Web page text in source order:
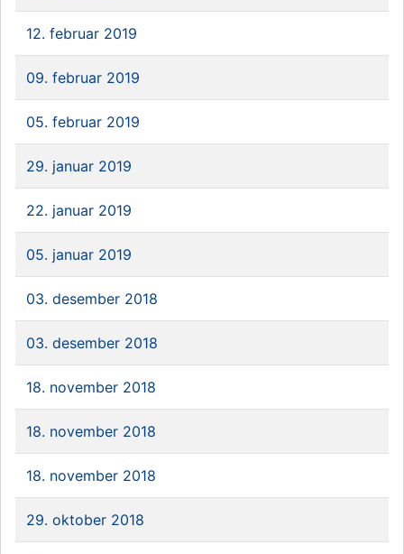
12. februar 2019
09. februar 2019
05. februar 2019
29. januar 2019
22. januar 2019
05. januar 2019
03. desember 2018
03. desember 2018
18. november 2018
18. november 2018
18. november 2018
29. oktober 2018